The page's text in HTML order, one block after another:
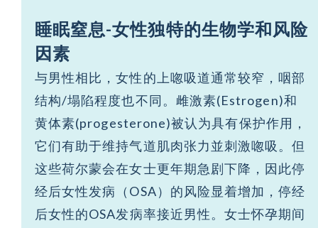
睡眠窒息-女性独特的生物学和风险
因素
与男性相比，女性的上唿吸道通常较窄，咽部
结构/塌陷程度也不同。雌激素(Estrogen)和
黄体素(progesterone)被认为具有保护作用，
它们有助于维持气道肌肉张力並刺激唿吸。但
这些荷尔蒙会在女士更年期急剧下降，因此停
经后女性发病（OSA）的风险显着增加，停经
后女性的OSA发病率接近男性。女士怀孕期间